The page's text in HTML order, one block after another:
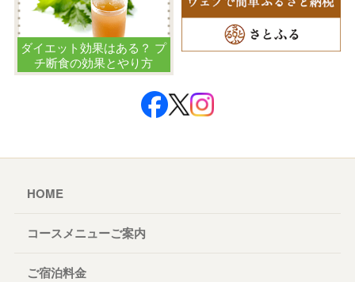
ダイエット効果はある？ プ
チ断食の効果とやり方
HOME
コースメニューご案内
ご宿泊料金